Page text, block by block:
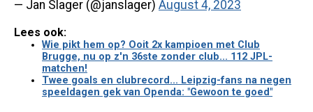
— Jan Slager (@janslager) August 4, 2023
Lees ook:
Wie pikt hem op? Ooit 2x kampioen met Club
Brugge, nu op z'n 36ste zonder club... 112 JPL-
matchen!
Twee goals en clubrecord... Leipzig-fans na negen
speeldagen gek van Openda: "Gewoon te goed"